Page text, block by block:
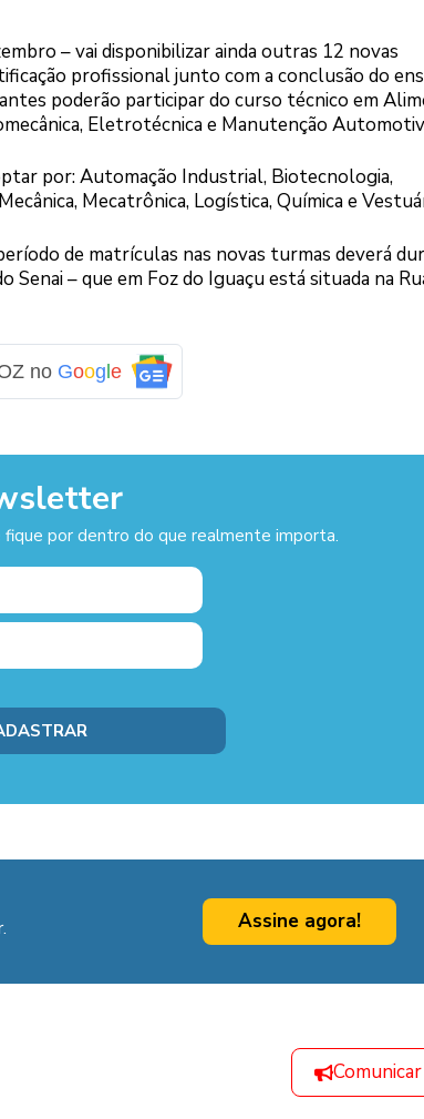
– vai disponibilizar ainda outras 12 novas
profissional junto com a conclusão do
poderão participar do curso técnico em
Eletrotécnica e Manutenção
por: Automação Industrial, Biotecnologia,
Mecatrônica, Logística, Química e
de matrículas nas novas turmas deverá
– que em Foz do Iguaçu está situada na
no Goog le
por dentro do que realmente importa.
Assine agora!